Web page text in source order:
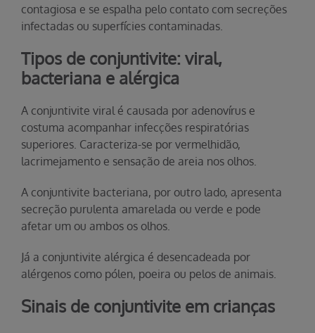
contagiosa e se espalha pelo contato com secreções
infectadas ou superfícies contaminadas.
Tipos de conjuntivite: viral,
bacteriana e alérgica
A conjuntivite viral é causada por adenovírus e
costuma acompanhar infecções respiratórias
superiores. Caracteriza-se por vermelhidão,
lacrimejamento e sensação de areia nos olhos.
A conjuntivite bacteriana, por outro lado, apresenta
secreção purulenta amarelada ou verde e pode
afetar um ou ambos os olhos.
Já a conjuntivite alérgica é desencadeada por
alérgenos como pólen, poeira ou pelos de animais.
Sinais de conjuntivite em crianças